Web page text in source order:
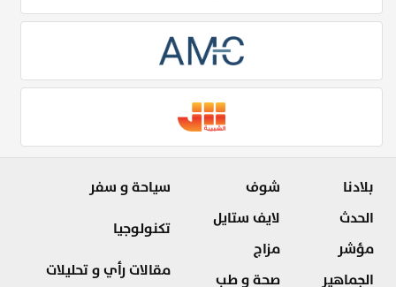
بلادنا
الحدث
مؤشر
الجماهير
شوف
لايف ستايل
مزاج
صحة و طب
سياحة و سفر
تكنولوجيا
مقالات رأي و تحليلات